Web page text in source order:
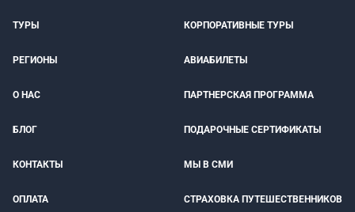
ТУРЫ КОРПОРАТИВНЫЕ ТУРЫ
РЕГИОНЫ АВИАБИЛЕТЫ
О НАС ПАРТНЕРСКАЯ ПРОГРАММА
БЛОГ ПОДАРОЧНЫЕ СЕРТИФИКАТЫ
КОНТАКТЫ МЫ В СМИ
ОПЛАТА СТРАХОВКА ПУТЕШЕСТВЕННИКОВ